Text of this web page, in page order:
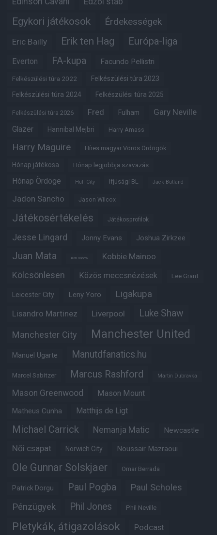
Egykori játékosok Érdekességek
Eric Bailly Erik ten Hag Európa-liga
Everton FA-kupa Facundo Pellistri
Felkészülési túra 2022 Felkészülési túra 2023
Felkészülési túra 2024 Felkészülési túra 2025
Felkészülési túra 2026 Fred Fulham Gary Neville
Glazer Hannibal Mejbri Harry Amass
Harry Maguire Híres magyar Vörös Ördögök
Hónap játékosa Hónap legjobbja szavazás
Hónap Ördöge Hull City Ifjúsági BL Jack Butland
Jadon Sancho Jason Wilcox
Játékosértékelés Játékosprofilok
Jesse Lingard Jonny Evans Joshua Zirkzee
Juan Mata Karl Darlow Kobbie Mainoo
Kölcsönlesen Közös meccsnézések Lee Grant
Leicester City Leny Yoro Ligakupa
Lisandro Martinez Liverpool Luke Shaw
Manchester City Manchester United
Manuel Ugarte Manutdfanatics.hu
Marcel Sabitzer Marcus Rashford Martin Dubravka
Mason Greenwood Mason Mount
Matheus Cunha Matthijs de Ligt
Michael Carrick Nemanja Matic Newcastle
Női csapat Norwich City Noussair Mazraoui
Ole Gunnar Solskjaer Omar Berrada
Patrick Dorgu Paul Pogba Paul Scholes
Pénzügyek Phil Jones Phil Neville
Pletykák, átigazolások Podcast